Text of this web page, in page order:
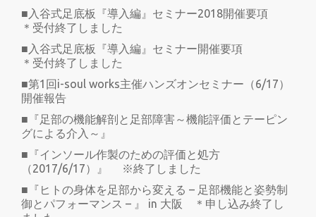
■入谷式足底板『導入編』セミナー2018開催要項
＊受付終了しました
■入谷式足底板『導入編』セミナー開催要項
＊受付終了しました
■第1回i-soul works主催ハンズオンセミナー（6/17）
開催報告
■『足部の機能解剖と足部障害～機能評価とテーピン
グによる介入～』
■『インソール作製のための評価と処方
（2017/6/17）』 ※終了しました
■『ヒトの身体を足部から変える – 足部機能と姿勢制
御とパフォーマンス – 』 in 大阪 ＊申し込み終了し